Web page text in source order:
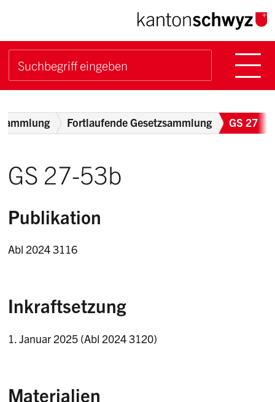
Navigieren im Kanton
Schnellnavigation
Suchbegriff
Breadcrumb
Fortlaufende Gesetzsammlung GS 27
GS 27-53b
Publikation
Abl 2024 3116
Inkraftsetzung
1. Januar 2025 (Abl 2024 3120)
Materialien